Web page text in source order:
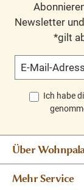
Newsletter
*gilt
E-Mail-
Ich habe
Über
Mehr Service